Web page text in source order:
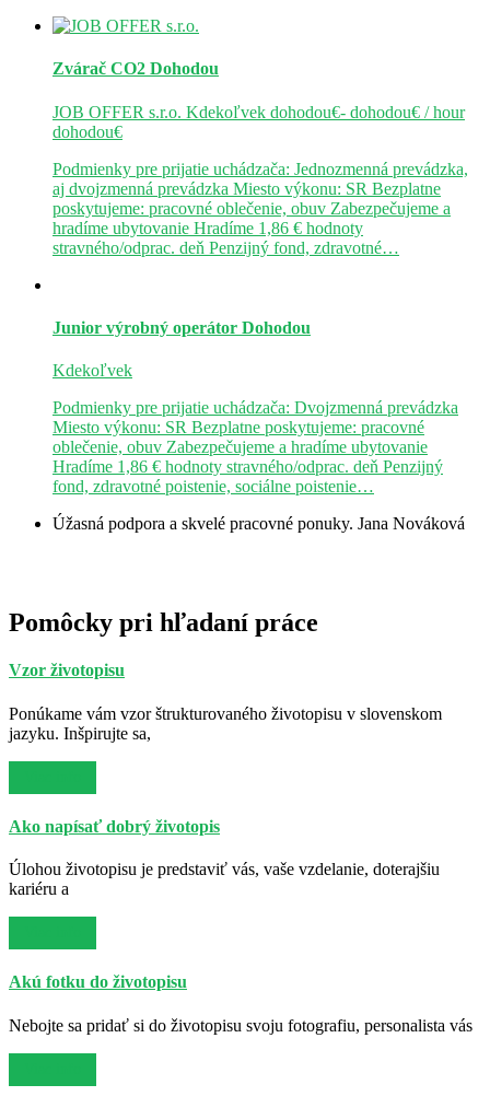
Zvárač CO2 Dohodou
JOB OFFER s.r.o. Kdekoľvek dohodou€- dohodou€ / hour
dohodou€
Podmienky pre prijatie uchádzača: Jednozmenná prevádzka,
aj dvojzmenná prevádzka Miesto výkonu: SR Bezplatne
poskytujeme: pracovné oblečenie, obuv Zabezpečujeme a
hradíme ubytovanie Hradíme 1,86 € hodnoty
stravného/odprac. deň Penzijný fond, zdravotné…
Junior výrobný operátor Dohodou
Kdekoľvek
Podmienky pre prijatie uchádzača: Dvojzmenná prevádzka
Miesto výkonu: SR Bezplatne poskytujeme: pracovné
oblečenie, obuv Zabezpečujeme a hradíme ubytovanie
Hradíme 1,86 € hodnoty stravného/odprac. deň Penzijný
fond, zdravotné poistenie, sociálne poistenie…
Úžasná podpora a skvelé pracovné ponuky. Jana Nováková
Pomôcky pri hľadaní práce
Vzor životopisu
Ponúkame vám vzor štrukturovaného životopisu v slovenskom
jazyku. Inšpirujte sa,
Ako napísať dobrý životopis
Úlohou životopisu je predstaviť vás, vaše vzdelanie, doterajšiu
kariéru a
Akú fotku do životopisu
Nebojte sa pridať si do životopisu svoju fotografiu, personalista vás